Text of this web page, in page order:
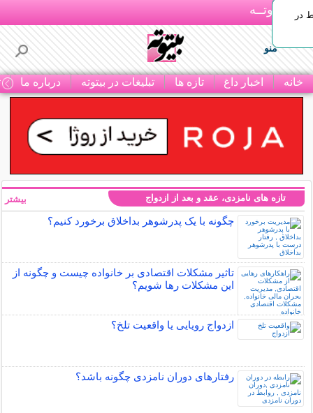
بـیتوتــه
منو
خانه اخبار داغ تازه ها تبلیغات در بیتوته درباره ما
در
تازه های نامزدی، عقد و بعد از ازدواج
چگونه با یک پدرشوهر بداخلاق برخورد کنیم؟
تاثیر مشکلات اقتصادی بر خانواده چیست و چگونه از
این مشکلات رها شویم؟
ازدواج رویایی یا واقعیت تلخ؟
رفتارهای دوران نامزدی چگونه باشد؟
بیشتر